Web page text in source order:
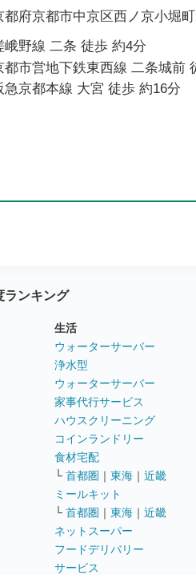
都府京都市中京区西ノ京小堀
峨野線 二条 徒歩 約4分
都市営地下鉄東西線 二条城前
急京都本線 大宮 徒歩 約16分
ランキング
生活
ウォーターサーバー
浄水型
ウォーターサーバー
家事代行サービス
ハウスクリーニング
コインランドリー
食材宅配
└ 首都圏 ｜ 東海 ｜ 近畿
ミールキット
└ 首都圏 ｜ 東海 ｜ 近畿
ネットスーパー
フードデリバリー
サービス